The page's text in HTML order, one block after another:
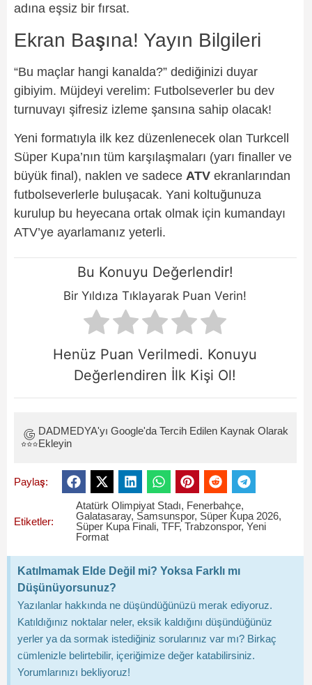
adına eşsiz bir fırsat.
Ekran Başına! Yayın Bilgileri
“Bu maçlar hangi kanalda?” dediğinizi duyar
gibiyim. Müjdeyi verelim: Futbolseverler bu dev
turnuvayı şifresiz izleme şansına sahip olacak!
Yeni formatıyla ilk kez düzenlenecek olan Turkcell
Süper Kupa’nın tüm karşılaşmaları (yarı finaller ve
büyük final), naklen ve sadece ATV ekranlarından
futbolseverlerle buluşacak. Yani koltuğunuza
kurulup bu heyecana ortak olmak için kumandayı
ATV’ye ayarlamanız yeterli.
Bu Konuyu Değerlendir!
Bir Yıldıza Tıklayarak Puan Verin!
Henüz Puan Verilmedi. Konuyu
Değerlendiren İlk Kişi Ol!
DADMEDYA'yı Google'da Tercih Edilen Kaynak Olarak
Ekleyin
Paylaş:
Etiketler:
Atatürk Olimpiyat Stadı, Fenerbahçe,
Galatasaray, Samsunspor, Süper Kupa 2026,
Süper Kupa Finali,TFF,Trabzonspor,Yeni
Format
Katılmamak Elde Değil mi? Yoksa Farklı mı
Düşünüyorsunuz?
Yazılanlar hakkında ne düşündüğünüzü merak ediyoruz.
Katıldığınız noktalar neler, eksik kaldığını düşündüğünüz
yerler ya da sormak istediğiniz sorularınız var mı? Birkaç
cümlenizle belirtebilir, içeriğimize değer katabilirsiniz.
Yorumlarınızı bekliyoruz!